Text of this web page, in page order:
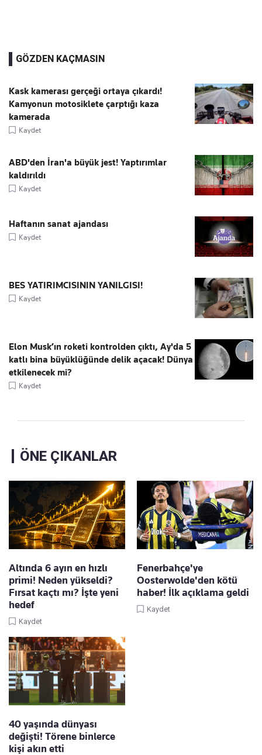
GÖZDEN KAÇMASIN
Kask kamerası gerçeği ortaya çıkardı!
Kamyonun motosiklete çarptığı kaza
kamerada
Kaydet
ABD'den İran'a büyük jest! Yaptırımlar
kaldırıldı
Kaydet
Haftanın sanat ajandası
Kaydet
BES YATIRIMCISININ YANILGISI!
Kaydet
Elon Musk’ın roketi kontrolden çıktı, Ay'da 5
katlı bina büyüklüğünde delik açacak! Dünya
etkilenecek mi?
Kaydet
ÖNE ÇIKANLAR
Altında 6 ayın en hızlı
primi! Neden yükseldi?
Fırsat kaçtı mı? İşte yeni
hedef
Kaydet
Fenerbahçe'ye
Oosterwolde'den kötü
haber! İlk açıklama geldi
Kaydet
40 yaşında dünyası
değişti! Törene binlerce
kişi akın etti